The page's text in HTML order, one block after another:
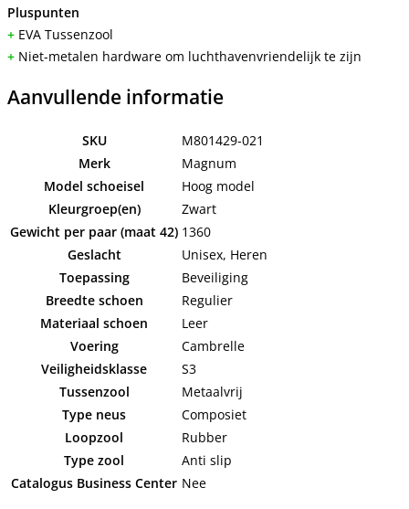
Pluspunten
+ EVA Tussenzool
+ Niet-metalen hardware om luchthavenvriendelijk te zijn
Aanvullende informatie
SKU
M801429-021
Merk
Magnum
Model schoeisel
Hoog model
Kleurgroep(en)
Zwart
Gewicht per paar (maat 42) 1360
Geslacht
Unisex, Heren
Toepassing
Beveiliging
Breedte schoen
Regulier
Materiaal schoen
Leer
Voering
Cambrelle
Veiligheidsklasse
S3
Tussenzool
Metaalvrij
Type neus
Composiet
Loopzool
Rubber
Type zool
Anti slip
Catalogus Business Center Nee